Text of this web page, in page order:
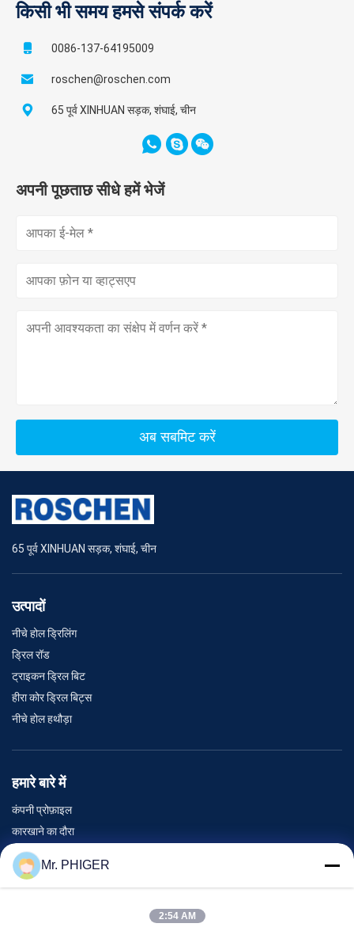
किसी भी समय हमसे संपर्क करें
0086-137-64195009
roschen@roschen.com
65 पूर्व XINHUAN सड़क, शंघाई, चीन
अपनी पूछताछ सीधे हमें भेजें
अब सबमिट करें
65 पूर्व XINHUAN सड़क, शंघाई, चीन
उत्पादों
नीचे होल ड्रिलिंग
ड्रिल रॉड
ट्राइकन ड्रिल बिट
हीरा कोर ड्रिल बिट्स
नीचे होल हथौड़ा
हमारे बारे में
कंपनी प्रोफ़ाइल
कारखाने का दौरा
गुणवत्ता नियंत्रण
साइटमैप
Mr. PHIGER
2:54 AM